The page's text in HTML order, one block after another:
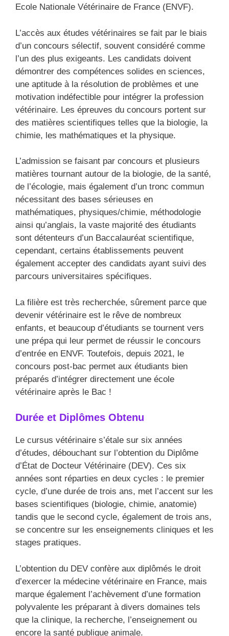
Ecole Nationale Vétérinaire de France (ENVF).
L’accès aux études vétérinaires se fait par le biais
d’un concours sélectif, souvent considéré comme
l’un des plus exigeants. Les candidats doivent
démontrer des compétences solides en sciences,
une aptitude à la résolution de problèmes et une
motivation indéfectible pour intégrer la profession
vétérinaire. Les épreuves du concours portent sur
des matières scientifiques telles que la biologie, la
chimie, les mathématiques et la physique.
L’admission se faisant par concours et plusieurs
matières tournant autour de la biologie, de la santé,
de l’écologie, mais également d’un tronc commun
nécessitant des bases sérieuses en
mathématiques, physiques/chimie, méthodologie
ainsi qu’anglais, la vaste majorité des étudiants
sont détenteurs d’un Baccalauréat scientifique,
cependant, certains établissements peuvent
également accepter des candidats ayant suivi des
parcours universitaires spécifiques.
La filière est très recherchée, sûrement parce que
devenir vétérinaire est le rêve de nombreux
enfants, et beaucoup d’étudiants se tournent vers
une prépa qui leur permet de réussir le concours
d’entrée en ENVF. Toutefois, depuis 2021, le
concours post-bac permet aux étudiants bien
préparés d’intégrer directement une école
vétérinaire après le Bac !
Durée et Diplômes Obtenu
Le cursus vétérinaire s’étale sur six années
d’études, débouchant sur l’obtention du Diplôme
d’État de Docteur Vétérinaire (DEV). Ces six
années sont réparties en deux cycles : le premier
cycle, d’une durée de trois ans, met l’accent sur les
bases scientifiques (biologie, chimie, anatomie)
tandis que le second cycle, également de trois ans,
se concentre sur les enseignements cliniques et les
stages pratiques.
L’obtention du DEV confère aux diplômés le droit
d’exercer la médecine vétérinaire en France, mais
marque également l’achèvement d’une formation
polyvalente les préparant à divers domaines tels
que la clinique, la recherche, l’enseignement ou
encore la santé publique animale.